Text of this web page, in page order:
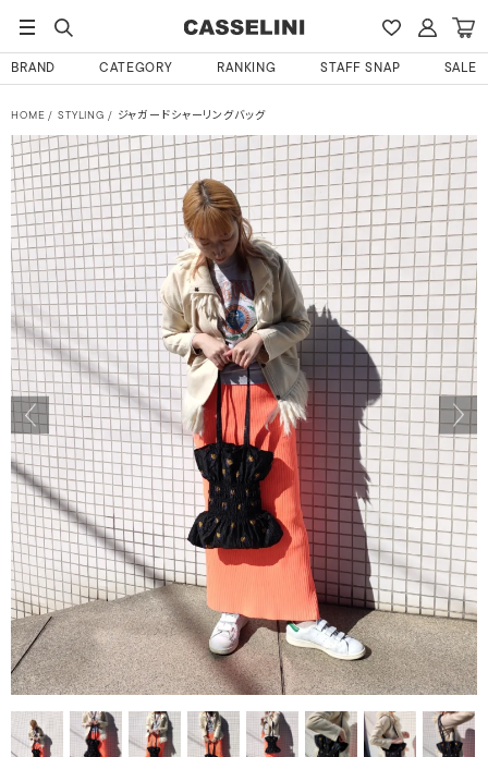
BRAND CATEGORY RANKING STAFF SNAP SALE
HOME STYLING ジャガードシャーリングバッグ